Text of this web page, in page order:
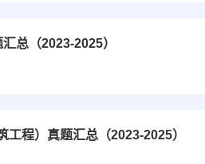
总（2023-2025）
程）真题汇总（2023-2025）